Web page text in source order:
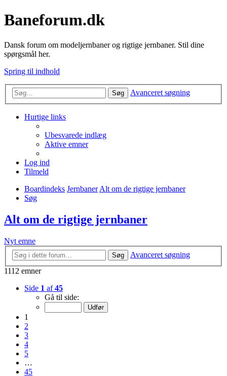
Baneforum.dk
Dansk forum om modeljernbaner og rigtige jernbaner. Stil dine
spørgsmål her.
Spring til indhold
Søg Avanceret søgning
Hurtige links
Ubesvarede indlæg
Aktive emner
Log ind
Tilmeld
Boardindeks JernbanerAlt om de rigtige jernbaner
Søg
Alt om de rigtige jernbaner
Nyt emne
Søg
Avanceret søgning
1112 emner
Side 1 af45
Gå til side:
1
2
3
4
5
…
45